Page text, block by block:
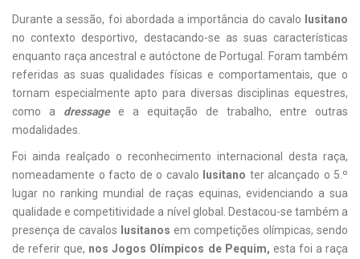
Durante a sessão, foi abordada a importância do cavalo
lusitano
no contexto desportivo, destacando-se as suas características
enquanto raça ancestral e autóctone de Portugal. Foram também
referidas as suas qualidades físicas e comportamentais, que o
tornam especialmente apto para diversas disciplinas equestres,
como a dressagee a equitação de trabalho, entre outras
modalidades.
Foi ainda realçado o reconhecimento internacional desta raça,
nomeadamente o facto de o cavalo
lusitano ter alcançado o 5.º
lugar no ranking mundial de raças equinas, evidenciando a sua
qualidade e competitividade a nível global. Destacou-se também a
presença de cavalos
lusitanos em competições olímpicas, sendo
de referir que, nos Jogos Olímpicos de Pequim, esta foi a raça